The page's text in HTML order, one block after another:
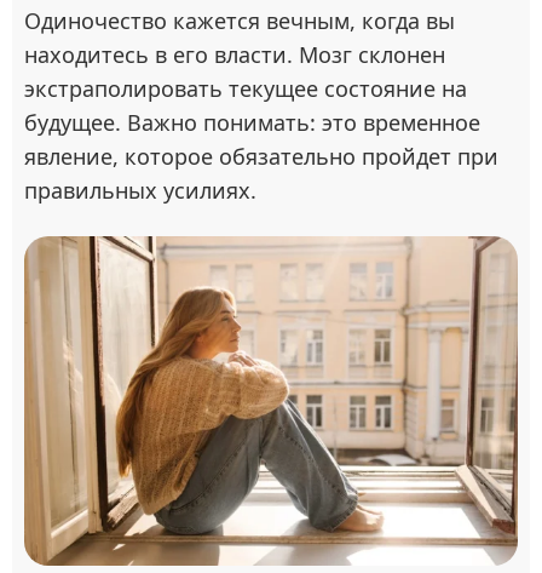
Одиночество кажется вечным, когда вы
находитесь в его власти. Мозг склонен
экстраполировать текущее состояние на
будущее. Важно понимать: это временное
явление, которое обязательно пройдет при
правильных усилиях.